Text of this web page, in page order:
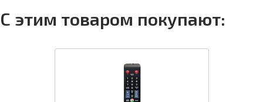
С этим товаром покупают: